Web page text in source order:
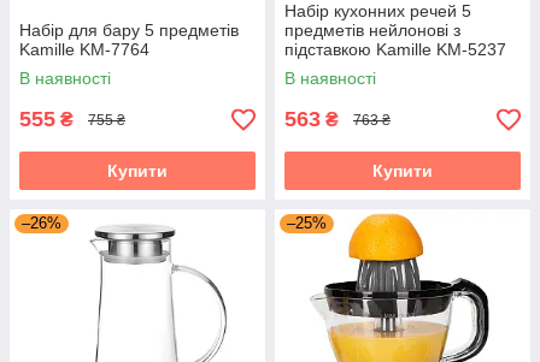
Набір для бару 5 предметів
Kamille KM-7764
В наявності
555 ₴ 755 ₴
Купити
Набір кухонних речей 5
предметів нейлонові з
підставкою Kamille KM-5237
В наявності
563 ₴ 763 ₴
Купити
–26% –25%